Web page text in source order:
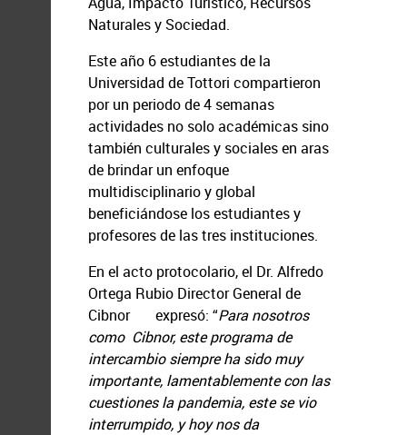
Naturales y Sociedad.
Este año 6 estudiantes de la
Universidad de Tottori compartieron
por un periodo de 4 semanas
actividades no solo académicas sino
también culturales y sociales en aras
de brindar un enfoque
multidisciplinario y global
beneficiándose los estudiantes y
profesores de las tres instituciones.
En el acto protocolario, el Dr. Alfredo
Ortega Rubio Director General de
Cibnor expresó: “Para nosotros
como Cibnor, este programa de
intercambio siempre ha sido muy
importante, lamentablemente con las
cuestiones la pandemia, este se vio
interrumpido, y hoy nos da